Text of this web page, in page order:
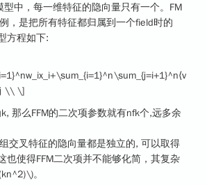
型中，每一维特征的隐向量只有一个。FM
，是把所有特征都归属到一个field时的
方程如下:
\\ \]
那么FFM的二次项参数就有nfk个,远多余
交叉特征的隐向量都是独立的, 可以取得
也使得FFM二次项并不能够化简，其复杂
。